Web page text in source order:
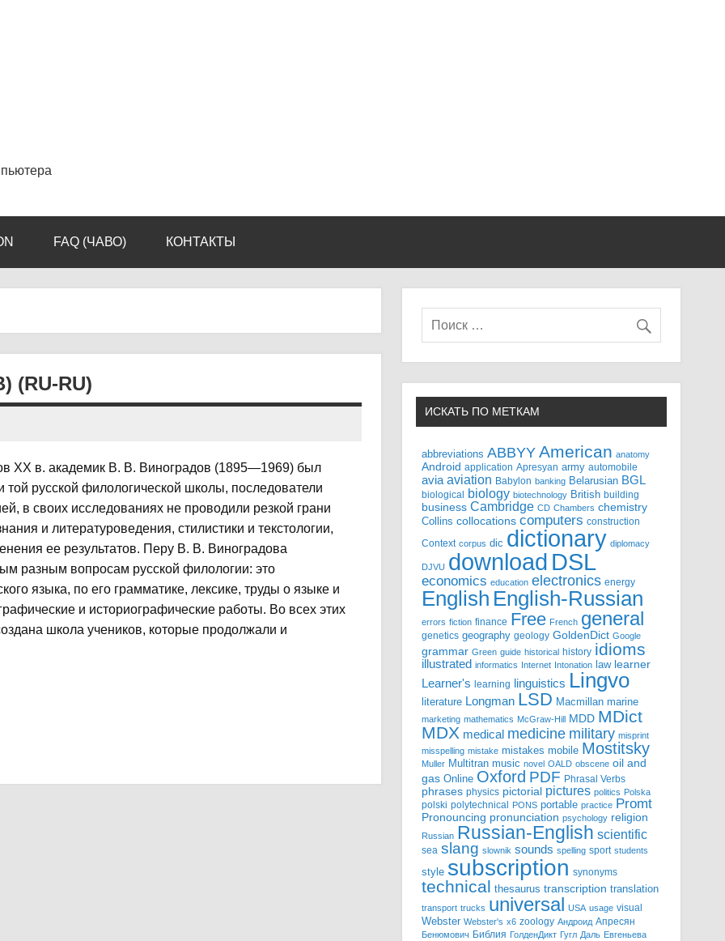
FAQ (ЧАВО) КОНТАКТЫ
RU)
XX в. академик В. В. Виноградов (1895—1969) был
русской филологической школы, последователи
в своих исследованиях не проводили резкой грани
и литературоведения, стилистики и текстологии,
ее результатов. Перу В. В. Виноградова
разным вопросам русской филологии: это
языка, по его грамматике, лексике, труды о языке и
и историографические работы. Во всех этих
школа учеников, которые продолжали и
ИСКАТЬ ПО МЕТКАМ
abbreviations ABBYY American anatomy
Android application Apresyan army automobile
avia aviation Babylon banking Belarusian BGL
biological biology biotechnology British building
business Cambridge CD Chambers chemistry
Collins collocations computers construction
Context corpus dic dictionary diplomacy
DJVU download DSL
economics education electronics energy
English English-Russian
errors fiction finance Free French general
genetics geography geology GoldenDict Google
grammar Green guide historical history idioms
illustrated informatics Internet Intonation law learner
Learner's learning linguistics Lingvo
literature Longman LSD Macmillan marine
marketing mathematics McGraw-Hill MDD MDict
MDX medical medicine military misprint
misspelling mistake mistakes mobile Mostitsky
Muller Multitran music novel OALD obscene oil and
gas Online Oxford PDF Phrasal Verbs
phrases physics pictorial pictures politics Polska
polski polytechnical PONS portable practice Promt
Pronouncing pronunciation psychology religion
Russian Russian-English scientific
sea slang slownik sounds spelling sport students
style subscription synonyms
technical thesaurus transcription translation
transport trucks universal USA usage visual
Webster Webster's x6 zoology Андроид Апресян
Бенюмович Библия ГолденДикт Гугл Даль Евгеньева